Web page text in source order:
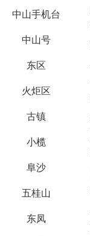
中山手机台
中山号
东区
火炬区
古镇
小榄
阜沙
五桂山
东凤